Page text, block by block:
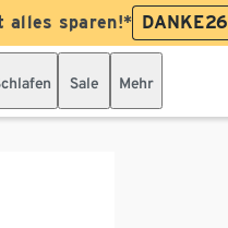
alles sparen!* DANKE26
Sale Mehr